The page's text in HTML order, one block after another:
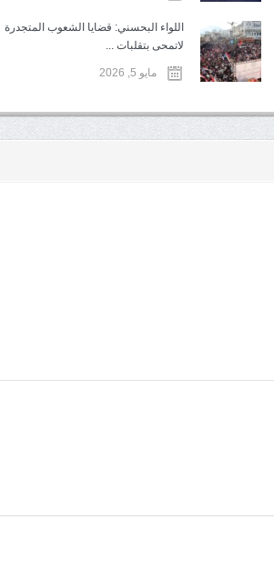
اللواء البحسني: قضايا الشعوب المتجدرة
لاتمحى بتقلبات ...
مايو 5, 2026